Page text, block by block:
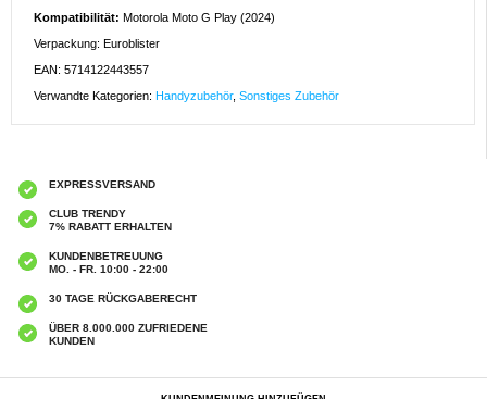
Kompatibilität: Motorola Moto G Play (2024)
Verpackung: Euroblister
EAN: 5714122443557
Verwandte Kategorien: Handyzubehör, Sonstiges Zubehör
EXPRESSVERSAND
CLUB TRENDY
7% RABATT ERHALTEN
KUNDENBETREUUNG
MO. - FR. 10:00 - 22:00
30 TAGE RÜCKGABERECHT
ÜBER 8.000.000 ZUFRIEDENE
KUNDEN